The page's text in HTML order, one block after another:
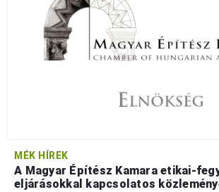
MÉK HÍREK
A Magyar Építész Kamara etikai-
eljárásokkal kapcsolatos